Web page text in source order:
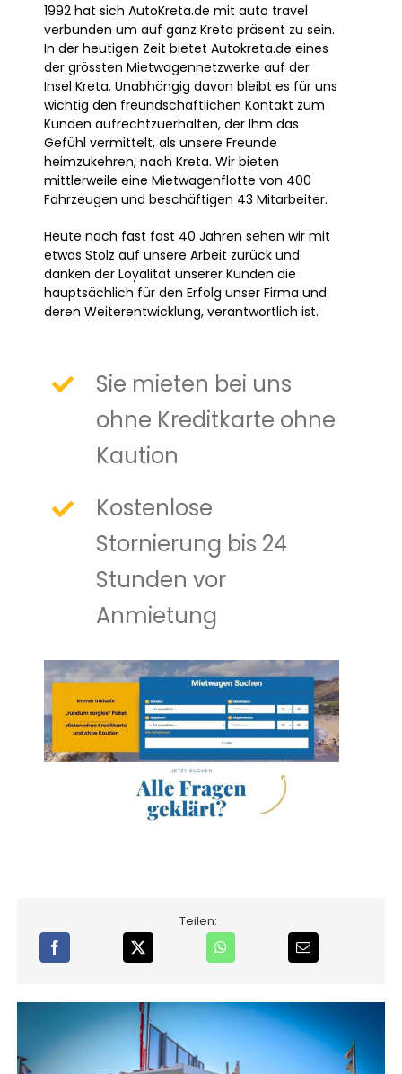
1992 hat sich AutoKreta.de mit auto travel
verbunden um auf ganz Kreta präsent zu sein.
In der heutigen Zeit bietet Autokreta.de eines
der grössten Mietwagennetzwerke auf der
Insel Kreta. Unabhängig davon bleibt es für uns
wichtig den freundschaftlichen Kontakt zum
Kunden aufrechtzuerhalten, der Ihm das
Gefühl vermittelt, als unsere Freunde
heimzukehren, nach Kreta. Wir bieten
mittlerweile eine Mietwagenflotte von 400
Fahrzeugen und beschäftigen 43 Mitarbeiter.
Heute nach fast fast 40 Jahren sehen wir mit
etwas Stolz auf unsere Arbeit zurück und
danken der Loyalität unserer Kunden die
hauptsächlich für den Erfolg unser Firma und
deren Weiterentwicklung, verantwortlich ist.
Sie mieten bei uns
ohne Kreditkarte ohne
Kaution
Kostenlose
Stornierung bis 24
Stunden vor
Anmietung
Teilen: